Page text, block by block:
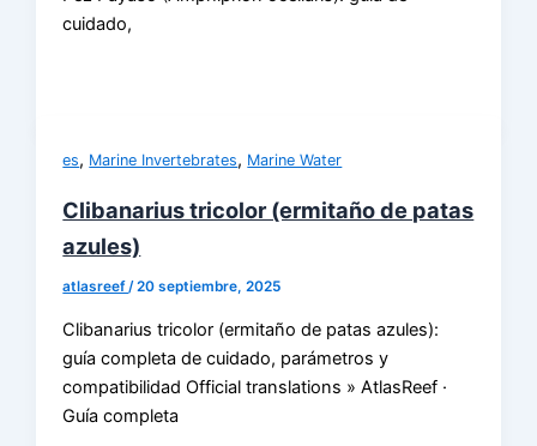
cuidado,
es, Marine Invertebrates, Marine Water
Clibanarius tricolor (ermitaño de patas
azules)
atlasreef/20 septiembre, 2025
Clibanarius tricolor (ermitaño de patas azules):
guía completa de cuidado, parámetros y
compatibilidad Official translations » AtlasReef ·
Guía completa